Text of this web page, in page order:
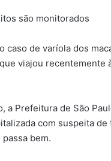
são monitorados
caso de varíola dos
viajou
a Prefeitura de São
com suspeita
bem.